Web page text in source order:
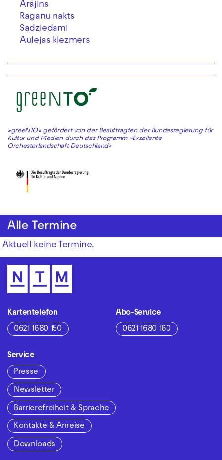
Arājins
Raganu nakts
Sadziedami
Aulejas klezmers
»greeNTO« gefördert von der Beauftragten der Bundesregierung für
Kultur und Medien durch das Programm »Exzellente
Orchesterlandschaft Deutschland«
Alle Termine
Aktuell keine Termine.
Kartentelefon
0621 1680 150
Abo-Service
0621 1680 160
Service
Presse
Newsletter
Barrierefreiheit & Sprache
Kontakte & Anreise
Downloads